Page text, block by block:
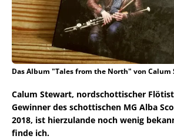
Das Album "Tales from the North" von Calum
Calum Stewart, nordschottischer
Gewinner des schottischen MG Alba
2018, ist hierzulande noch wenig
finde ich.